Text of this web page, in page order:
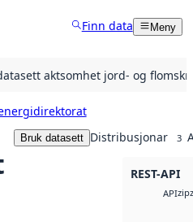
Finn data Meny
aktsomhet jord- og
Bruk datasett Distribusjonar 3
REST-API
APIzip